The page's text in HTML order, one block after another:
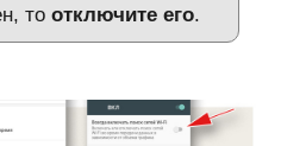
тоотключите его.